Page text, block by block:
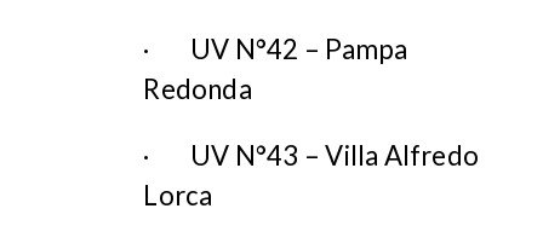
· UV N°42 – Pampa
Redonda
· UV N°43 – Villa Alfredo
Lorca